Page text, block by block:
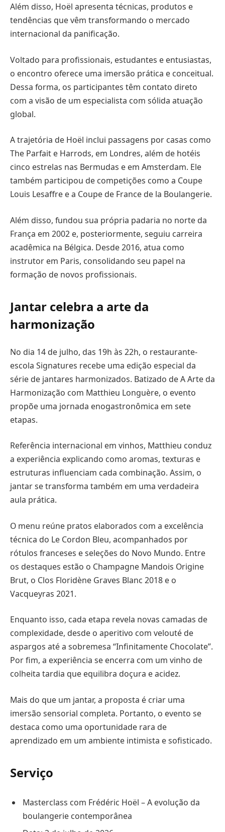
Além disso, Hoël apresenta técnicas, produtos e
tendências que vêm transformando o mercado
internacional da panificação.
Voltado para profissionais, estudantes e entusiastas,
o encontro oferece uma imersão prática e conceitual.
Dessa forma, os participantes têm contato direto
com a visão de um especialista com sólida atuação
global.
A trajetória de Hoël inclui passagens por casas como
The Parfait e Harrods, em Londres, além de hotéis
cinco estrelas nas Bermudas e em Amsterdam. Ele
também participou de competições como a Coupe
Louis Lesaffre e a Coupe de France de la Boulangerie.
Além disso, fundou sua própria padaria no norte da
França em 2002 e, posteriormente, seguiu carreira
acadêmica na Bélgica. Desde 2016, atua como
instrutor em Paris, consolidando seu papel na
formação de novos profissionais.
Jantar celebra a arte da
harmonização
No dia 14 de julho, das 19h às 22h, o restaurante-
escola Signatures recebe uma edição especial da
série de jantares harmonizados. Batizado de A Arte da
Harmonização com Matthieu Longuère, o evento
propõe uma jornada enogastronômica em sete
etapas.
Referência internacional em vinhos, Matthieu conduz
a experiência explicando como aromas, texturas e
estruturas influenciam cada combinação. Assim, o
jantar se transforma também em uma verdadeira
aula prática.
O menu reúne pratos elaborados com a excelência
técnica do Le Cordon Bleu, acompanhados por
rótulos franceses e seleções do Novo Mundo. Entre
os destaques estão o Champagne Mandois Origine
Brut, o Clos Floridène Graves Blanc 2018 e o
Vacqueyras 2021.
Enquanto isso, cada etapa revela novas camadas de
complexidade, desde o aperitivo com velouté de
aspargos até a sobremesa “Infinitamente Chocolate”.
Por fim, a experiência se encerra com um vinho de
colheita tardia que equilibra doçura e acidez.
Mais do que um jantar, a proposta é criar uma
imersão sensorial completa. Portanto, o evento se
destaca como uma oportunidade rara de
aprendizado em um ambiente intimista e sofisticado.
Serviço
Masterclass com Frédéric Hoël – A evolução da
boulangerie contemporânea